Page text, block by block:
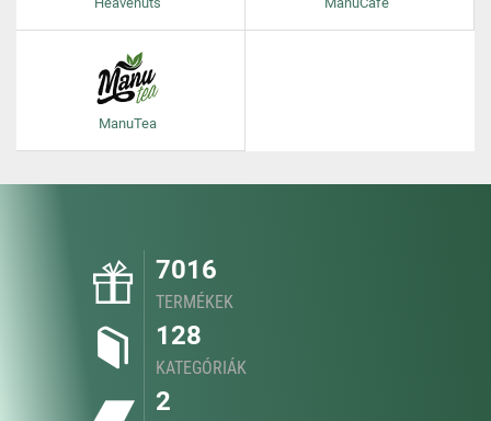
ManuTea
7016
TERMÉKEK
128
KATEGÓRIÁK
2